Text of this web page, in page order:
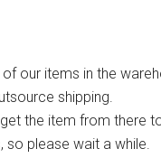
our items in the
shipping.
the item from there
so please wait a while.